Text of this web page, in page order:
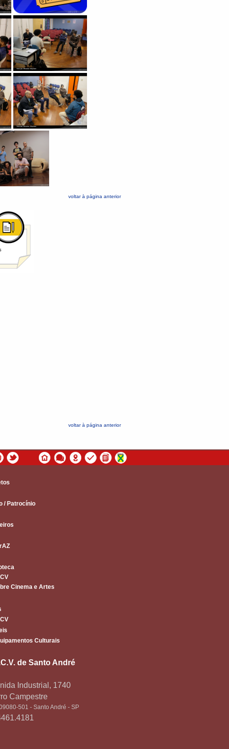
voltar à página anterior
voltar à página anterior
/ Patrocínio
Cinema e Artes
Culturais
de Santo André
Industrial, 1740
Campestre
501 - Santo André - SP